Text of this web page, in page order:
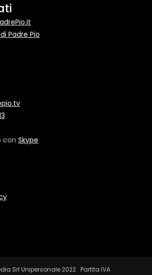
Padre Pio
con Skype
Srl Unipersonale 2022 Partita IVA